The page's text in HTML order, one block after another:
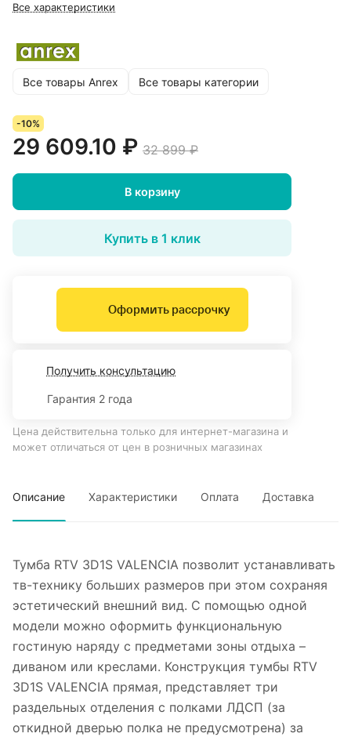
Все характеристики
Все товары Anrex Все товары категории
-10%
29 609.10 ₽ 32 899 ₽
В корзину
Купить в 1 клик
Оформить рассрочку
Получить консультацию
Гарантия 2 года
Цена действительна только для интернет-магазина и
может отличаться от цен в розничных магазинах
Описание Характеристики Оплата Доставка
Тумба RTV 3D1S VALENCIA позволит устанавливать
тв-технику больших размеров при этом сохраняя
эстетический внешний вид. С помощью одной
модели можно оформить функциональную
гостиную наряду с предметами зоны отдыха –
диваном или креслами. Конструкция тумбы RTV
3D1S VALENCIA прямая, представляет три
раздельных отделения с полками ЛДСП (за
откидной дверью полка не предусмотрена) за